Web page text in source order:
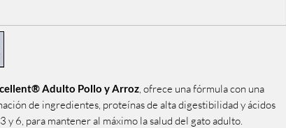
Adulto Pollo y Arroz, ofrece una fórmula con una
de ingredientes, proteínas de alta digestibilidad y ácidos
y 6, para mantener al máximo la salud del gato adulto.